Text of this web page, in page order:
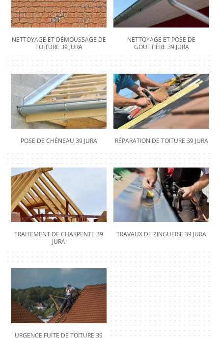
NETTOYAGE ET DÉMOUSSAGE DE
TOITURE 39 JURA
NETTOYAGE ET POSE DE
GOUTTIÈRE 39 JURA
POSE DE CHÉNEAU 39 JURA RÉPARATION DE TOITURE 39 JURA
TRAITEMENT DE CHARPENTE 39
JURA
TRAVAUX DE ZINGUERIE 39 JURA
URGENCE FUITE DE TOITURE 39